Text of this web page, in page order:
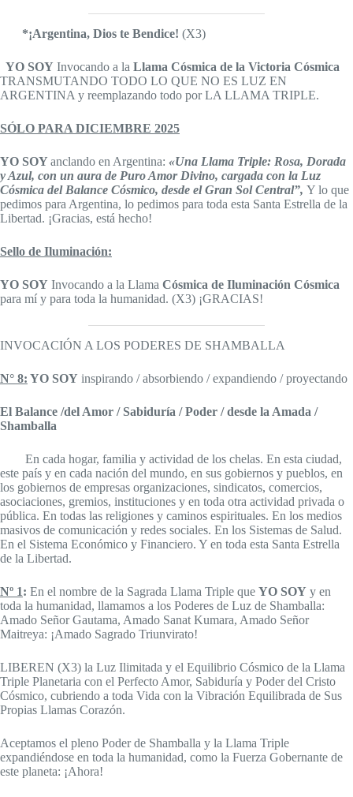
*¡Argentina, Dios te Bendice! (X3)
YO SOY Invocando a la Llama Cósmica de la Victoria Cósmica
TRANSMUTANDO TODO LO QUE NO ES LUZ EN
ARGENTINA y reemplazando todo por LA LLAMA TRIPLE.
SÓLO PARA DICIEMBRE 2025
YO SOY anclando en Argentina: «Una Llama Triple: Rosa, Dorada
y Azul, con un aura de Puro Amor Divino, cargada con la Luz
Cósmica del Balance Cósmico, desde el Gran Sol Central”, Y lo que
pedimos para Argentina, lo pedimos para toda esta Santa Estrella de la
Libertad. ¡Gracias, está hecho!
Sello de Iluminación:
YO SOY Invocando a la Llama Cósmica de Iluminación Cósmica
para mí y para toda la humanidad. (X3) ¡GRACIAS!
INVOCACIÓN A LOS PODERES DE SHAMBALLA
N° 8: YO SOY inspirando / absorbiendo / expandiendo / proyectando
El Balance /del Amor / Sabiduría / Poder / desde la Amada /
Shamballa
En cada hogar, familia y actividad de los chelas. En esta ciudad,
este país y en cada nación del mundo, en sus gobiernos y pueblos, en
los gobiernos de empresas organizaciones, sindicatos, comercios,
asociaciones, gremios, instituciones y en toda otra actividad privada o
pública. En todas las religiones y caminos espirituales. En los medios
masivos de comunicación y redes sociales. En los Sistemas de Salud.
En el Sistema Económico y Financiero. Y en toda esta Santa Estrella
de la Libertad.
Nº 1: En el nombre de la Sagrada Llama Triple que YO SOY y en
toda la humanidad, llamamos a los Poderes de Luz de Shamballa:
Amado Señor Gautama, Amado Sanat Kumara, Amado Señor
Maitreya: ¡Amado Sagrado Triunvirato!
LIBEREN (X3) la Luz Ilimitada y el Equilibrio Cósmico de la Llama
Triple Planetaria con el Perfecto Amor, Sabiduría y Poder del Cristo
Cósmico, cubriendo a toda Vida con la Vibración Equilibrada de Sus
Propias Llamas Corazón.
Aceptamos el pleno Poder de Shamballa y la Llama Triple
expandiéndose en toda la humanidad, como la Fuerza Gobernante de
este planeta: ¡Ahora!